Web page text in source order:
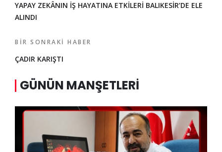
YAPAY ZEKÂNIN İŞ HAYATINA ETKİLERİ BALIKESİR’DE ELE
ALINDI
BIR SONRAKI HABER
ÇADIR KARIŞTI
GÜNÜN MANŞETLERI